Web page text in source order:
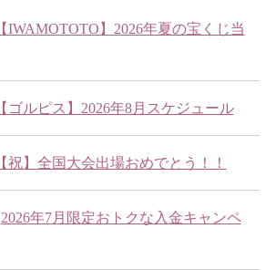
【IWAMOTOTO】2026年夏の宝くじ当
【ゴルピス】2026年8月スケジュール
【祝】全国大会出場おめでとう！！
2026年7月限定おトクな入金キャンペ